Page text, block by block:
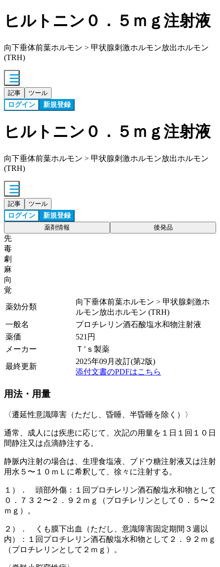
ヒルトニン０．５ｍｇ注射液
向下垂体前葉ホルモン > 甲状腺刺激ホルモン放出ホルモン
(TRH)
記事 ツール
ログイン 新規登録
ヒルトニン０．５ｍｇ注射液
向下垂体前葉ホルモン > 甲状腺刺激ホルモン放出ホルモン
(TRH)
記事 ツール
ログイン 新規登録
薬剤情報 後発品
先
毒
劇
麻
向
覚
薬効分類
向下垂体前葉ホルモン > 甲状腺刺激ホ
ルモン放出ホルモン (TRH)
一般名
プロチレリン酒石酸塩水和物注射液
薬価
521 円
メーカー
Ｔ’ｓ製薬
最終更新
2025年09月改訂(第2版)
添付文書のPDFはこちら
用法・用量
〈遷延性意識障害（ただし、昏睡、半昏睡を除く）〉
通常、成人には疾患に応じて、次記の用量を１日１回１０日
間静注又は点滴静注する。
静脈内注射の場合は、生理食塩液、ブドウ糖注射液又は注射
用水５〜１０ｍＬに希釈して、徐々に注射する。
１）． 頭部外傷：１回プロチレリン酒石酸塩水和物として
０．７３２〜２．９２ｍｇ（プロチレリンとして０．５〜２
ｍｇ）。
２）． くも膜下出血（ただし、意識障害固定期間３週以
内）：１回プロチレリン酒石酸塩水和物として２．９２ｍｇ
（プロチレリンとして２ｍｇ）。